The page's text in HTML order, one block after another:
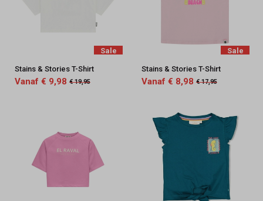
Sale
Stains & Stories T-Shirt
Vanaf € 9,98 € 19,95
Sale
Stains & Stories T-Shirt
Vanaf € 8,98 € 17,95